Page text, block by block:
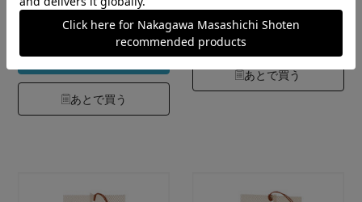
5.0（5）
カートに入れる
あとで買う
カートに入れる
あとで買う